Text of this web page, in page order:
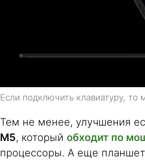
Если подключить клавиатуру, то
Тем не менее, улучшения
M5, который обходит по
процессоры. А еще